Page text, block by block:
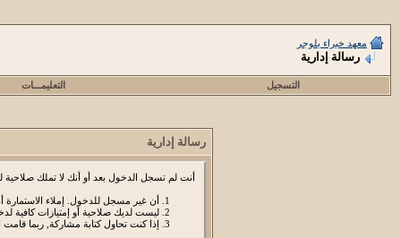
معهد خبراء بلوجر
رسالة إدارية
التسجيل التعليمـــات
رسالة إدارية
أنت لم تسجل الدخول بعد أو أنك لا تملك
أن غير مسجل للدخول. إملاء
ليست لديك صلاحية أو إمتيازات
إذا كنت تحاول كتابة مشاركة, ربما